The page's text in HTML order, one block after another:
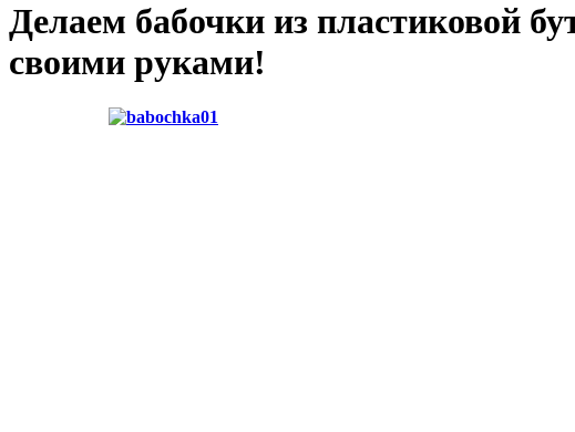
Делаем бабочки из пластиковой
своими руками!